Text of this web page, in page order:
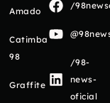
Amado
Catimba
98
Graffite
/
/98-
news-
oficial